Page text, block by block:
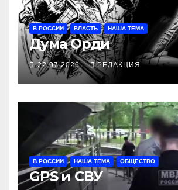
В РОССИИ ВЛАСТЬ НАША ТЕМА
Дума Орди
22.07.2026 РЕДАКЦИЯ
В РОССИИ НАША ТЕМА ОБЩЕСТВО
GPS и СВУ